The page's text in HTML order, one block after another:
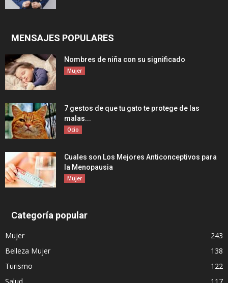
MENSAJES POPULARES
Nombres de niña con su significado
Mujer
7 gestos de que tu gato te protege de las
malas...
Ocio
Cuales son Los Mejores Anticonceptivos para
la Menopausia
Mujer
Categoría popular
Mujer
243
Belleza Mujer
138
Turismo
122
Salud
117